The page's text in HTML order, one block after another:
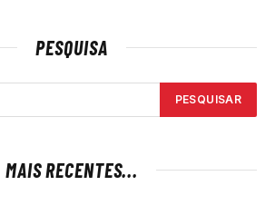
PESQUISA
MAIS RECENTES...